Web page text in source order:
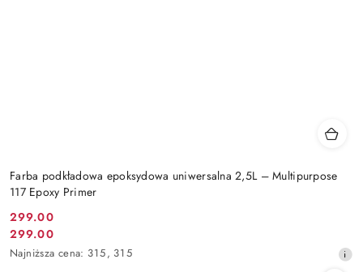
Farba podkładowa epoksydowa uniwersalna 2,5L – Multipurpose
117 Epoxy Primer
Cena
promocyjna:
299.00
Cena
promocyjna:
299.00
Najniższa
Najniższa cena: 315, 315